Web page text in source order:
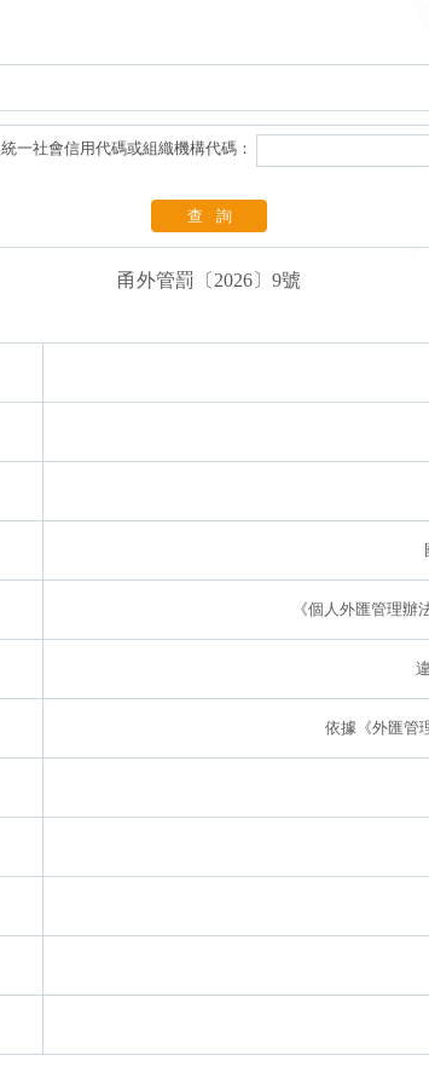
一社會信用代碼或組織機構代碼：
查詢
甬外管罰〔2026〕9號
《個人外匯管理辦
依據《外匯管